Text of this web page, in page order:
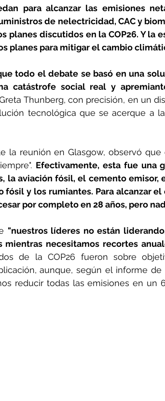
para alcanzar las emisiones
de nelectricidad, CAC y
planes discutidos en la COP26. Y la
planes para mitigar el cambio
todo el debate se basó en una
catástrofe social real y
Thunberg, con precisión, en un
tecnológica que se acerque a
la reunión en Glasgow, observó
Efectivamente, esta fue una
la aviación fósil, el cemento emisor,
y los rumiantes. Para alcanzar
por completo en 28 años, pero
"nuestros líderes no están
mientras necesitamos recortes
de la COP26 fueron sobre
aunque, según el informe de
reducir todas las emisiones en un